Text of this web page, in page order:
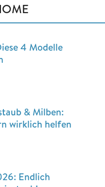
4 Modelle
& Milben:
wirklich helfen
Endlich